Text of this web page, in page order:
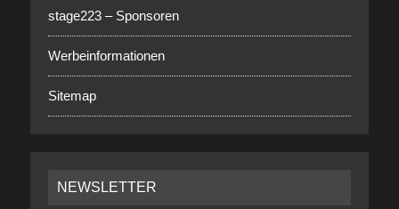
stage223 – Sponsoren
Werbeinformationen
Sitemap
NEWSLETTER